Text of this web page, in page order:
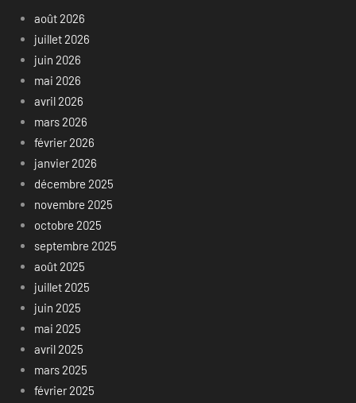
août 2026
juillet 2026
juin 2026
mai 2026
avril 2026
mars 2026
février 2026
janvier 2026
décembre 2025
novembre 2025
octobre 2025
septembre 2025
août 2025
juillet 2025
juin 2025
mai 2025
avril 2025
mars 2025
février 2025